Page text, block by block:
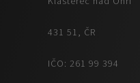
431 51, ČR
IČO: 261 99 394